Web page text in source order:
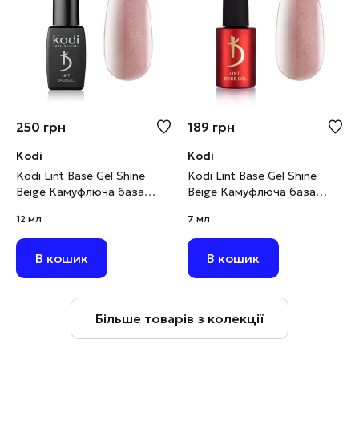
250 грн
Kodi
Kodi Lint Base Gel Shine
Beige Камуфлюча база
шимером, 12 мл
12 мл
В кошик
189 грн
Kodi
Kodi Lint Base Gel Shine
Beige Камуфлюча база
шимером, 7 мл
7 мл
В кошик
Більше товарів з колекції